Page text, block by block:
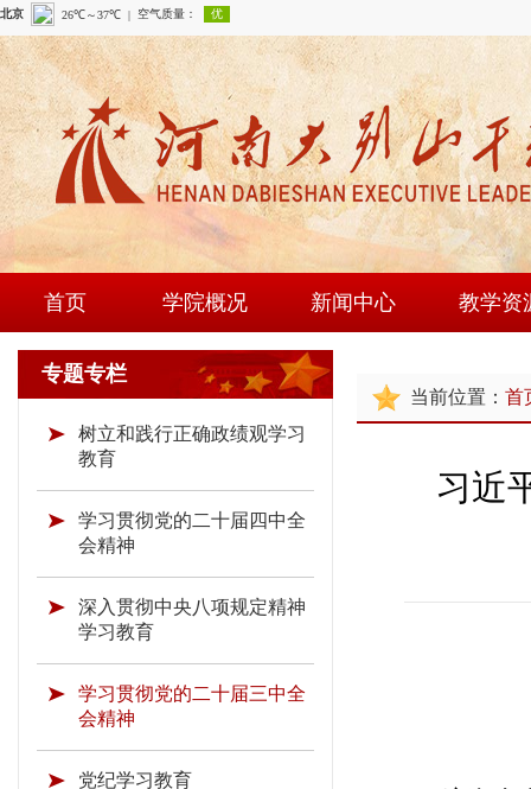
首页 学院概况
学院简介
现任领导
组织机构
新闻中心
通知公告
教学资
师资队
教研成
专题专栏
树立和践行正确政绩观学习
教育
学习贯彻党的二十届四中全
会精神
深入贯彻中央八项规定精神
学习教育
学习贯彻党的二十届三中全
会精神
党纪学习教育
当前位置： 首
习近